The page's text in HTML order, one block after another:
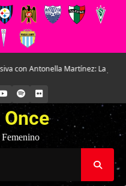
Martínez: La joya de Everton
YOUTUBE
SPOTIFYFLICKR